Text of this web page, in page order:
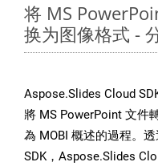
将 MS
换为图像格式 -
Aspose.Slides Cloud
將 MS PowerPoint 文件
為 MOBI 概述的過程。
SDK，Aspose.Slides